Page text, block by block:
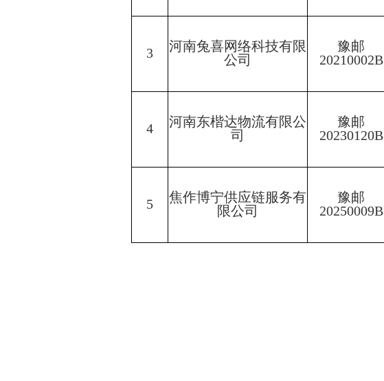
3
河南兔喜网络科技有限
公司
豫邮
20210002B
4
河南东楷达物流有限公
司
豫邮
20230120B
5
焦作博宁供应链服务有
限公司
豫邮
20250009B